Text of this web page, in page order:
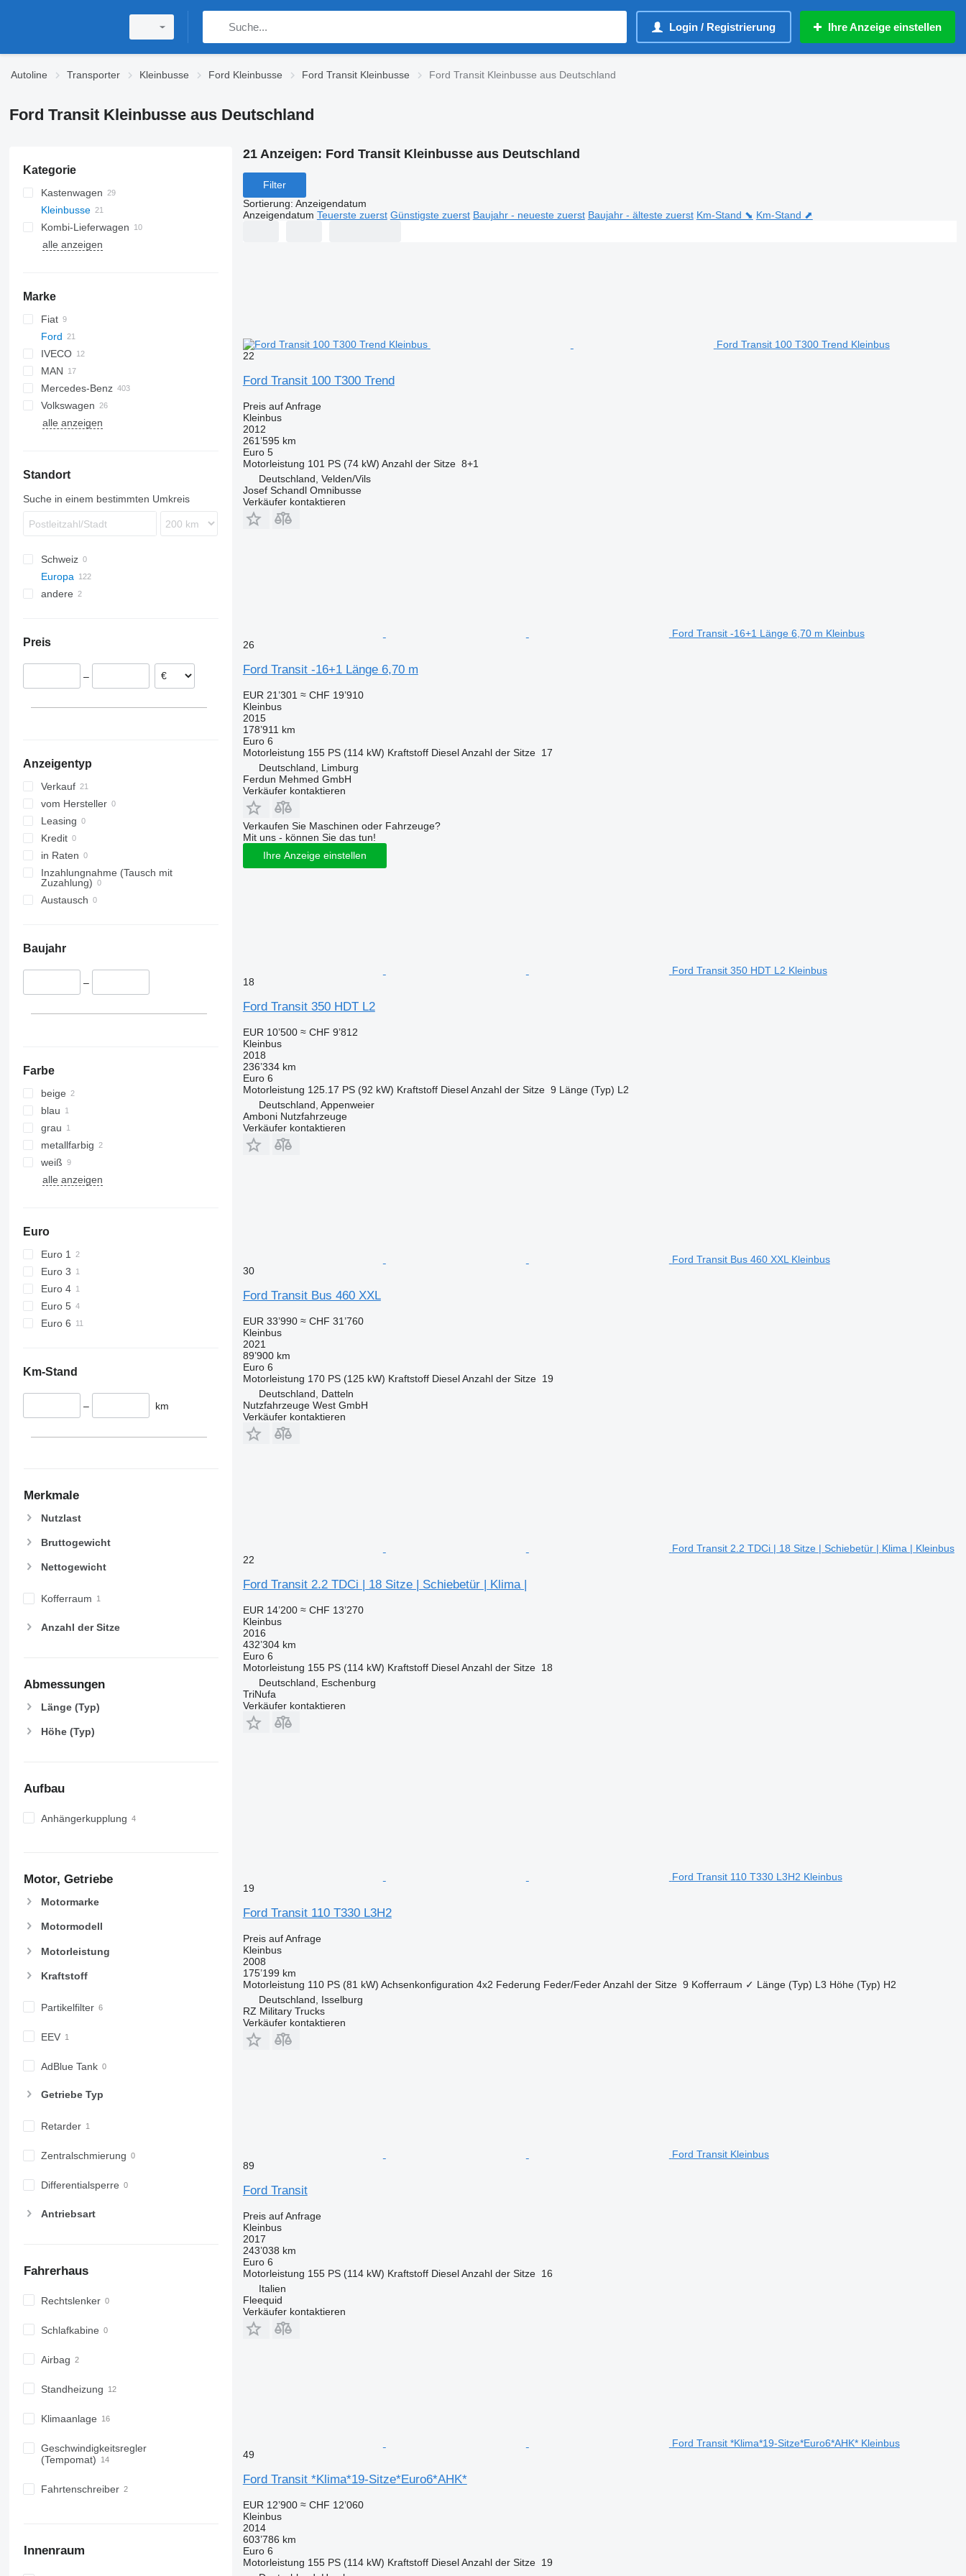
Login / Registrierung Ihre Anzeige einstellen
Autoline Transporter Kleinbusse Ford Kleinbusse Ford Transit Kleinbusse Ford Transit Kleinbusse aus Deutschland
Ford Transit Kleinbusse aus Deutschland
Kategorie
Kastenwagen
Kleinbusse
Kombi-Lieferwagen
alle anzeigen
Marke
Fiat
Ducato
Ford
L-series
Transit
Transit 1.8
Transit 2.0
Transit 2.2
Transit 300
Transit 330
Transit Custom
Transit Kombi
IVECO
Daily
Mago
Mobi
Rapido
Daily
MAN
TGE
Mercedes-Benz
EQV
Sprinter
Vito
Movano
Boxer
Expert
Master
T-series
Proace
Verso
Volkswagen
Caravelle
Transporter
alle anzeigen
Standort
Suche in einem bestimmten Umkreis
Schweiz
Europa
Polen
Datteln
Bovenden
alle anzeigen
Tschechien
Rumänien
andere
Preis
–
Anzeigentyp
Verkauf
vom Hersteller
Leasing
Kredit
in Raten
Inzahlungnahme (Tausch mit
Zuzahlung)
Austausch
Baujahr
–
Farbe
beige
blau
grau
metallfarbig
weiß
alle anzeigen
Euro
Euro 1
Euro 3
Euro 4
Euro 5
Euro 6
Km-Stand
– km
Merkmale
Nutzlast
Bruttogewicht
Nettogewicht
Kofferraum
Anzahl der Sitze
Abmessungen
Länge (Typ)
Höhe (Typ)
Aufbau
Anhängerkupplung
Motor, Getriebe
Motormarke
Motormodell
Motorleistung
Kraftstoff
Partikelfilter
EEV
AdBlue Tank
Getriebe Typ
Retarder
Zentralschmierung
Differentialsperre
Antriebsart
Fahrerhaus
Rechtslenker
Schlafkabine
Airbag
Standheizung
Klimaanlage
Geschwindigkeitsregler
(Tempomat)
Fahrtenschreiber
Innenraum
21 Anzeigen: Ford Transit Kleinbusse aus Deutschland
Filter
Sortierung: Anzeigendatum
Anzeigendatum Teuerste zuerst Günstigste zuerst Baujahr - neueste zuerst Baujahr - älteste zuerst Km-Stand ⬊ Km-Stand ⬈
Ford Transit 100 T300 Trend Kleinbus
22
Ford Transit 100 T300 Trend
Preis auf Anfrage
Kleinbus
2012
261’595 km
Euro 5
Motorleistung 101 PS (74 kW) Anzahl der Sitze 8+1
Deutschland, Velden/Vils
Josef Schandl Omnibusse
Verkäufer kontaktieren
Ford Transit -16+1 Länge 6,70 m Kleinbus
26
Ford Transit -16+1 Länge 6,70 m
EUR 21’301 ≈ CHF 19’910
Kleinbus
2015
178’911 km
Euro 6
Motorleistung 155 PS (114 kW) Kraftstoff Diesel Anzahl der Sitze 17
Deutschland, Limburg
Ferdun Mehmed GmbH
Verkäufer kontaktieren
Verkaufen Sie Maschinen oder Fahrzeuge?
Mit uns - können Sie das tun!
Ihre Anzeige einstellen
Ford Transit 350 HDT L2 Kleinbus
18
Ford Transit 350 HDT L2
EUR 10’500 ≈ CHF 9’812
Kleinbus
2018
236’334 km
Euro 6
Motorleistung 125.17 PS (92 kW) Kraftstoff Diesel Anzahl der Sitze 9 Länge (Typ) L2
Deutschland, Appenweier
Amboni Nutzfahrzeuge
Verkäufer kontaktieren
Ford Transit Bus 460 XXL Kleinbus
30
Ford Transit Bus 460 XXL
EUR 33’990 ≈ CHF 31’760
Kleinbus
2021
89’900 km
Euro 6
Motorleistung 170 PS (125 kW) Kraftstoff Diesel Anzahl der Sitze 19
Deutschland, Datteln
Nutzfahrzeuge West GmbH
Verkäufer kontaktieren
Ford Transit 2.2 TDCi | 18 Sitze | Schiebetür | Klima | Kleinbus
22
Ford Transit 2.2 TDCi | 18 Sitze | Schiebetür | Klima |
EUR 14’200 ≈ CHF 13’270
Kleinbus
2016
432’304 km
Euro 6
Motorleistung 155 PS (114 kW) Kraftstoff Diesel Anzahl der Sitze 18
Deutschland, Eschenburg
TriNufa
Verkäufer kontaktieren
Ford Transit 110 T330 L3H2 Kleinbus
19
Ford Transit 110 T330 L3H2
Preis auf Anfrage
Kleinbus
2008
175’199 km
Motorleistung 110 PS (81 kW) Achsenkonfiguration 4x2 Federung Feder/Feder Anzahl der Sitze 9 Kofferraum ✓ Länge (Typ) L3 Höhe (Typ) H2
Deutschland, Isselburg
RZ Military Trucks
Verkäufer kontaktieren
Ford Transit Kleinbus
89
Ford Transit
Preis auf Anfrage
Kleinbus
2017
243’038 km
Euro 6
Motorleistung 155 PS (114 kW) Kraftstoff Diesel Anzahl der Sitze 16
Italien
Fleequid
Verkäufer kontaktieren
Ford Transit *Klima*19-Sitze*Euro6*AHK* Kleinbus
49
Ford Transit *Klima*19-Sitze*Euro6*AHK*
EUR 12’900 ≈ CHF 12’060
Kleinbus
2014
603’786 km
Euro 6
Motorleistung 155 PS (114 kW) Kraftstoff Diesel Anzahl der Sitze 19